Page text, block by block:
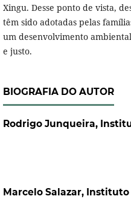
Xingu. Desse ponto de vista,
têm sido adotadas pelas
um desenvolvimento
e justo.
BIOGRAFIA DO AUTOR
Rodrigo Junqueira,
Marcelo Salazar, Instituto